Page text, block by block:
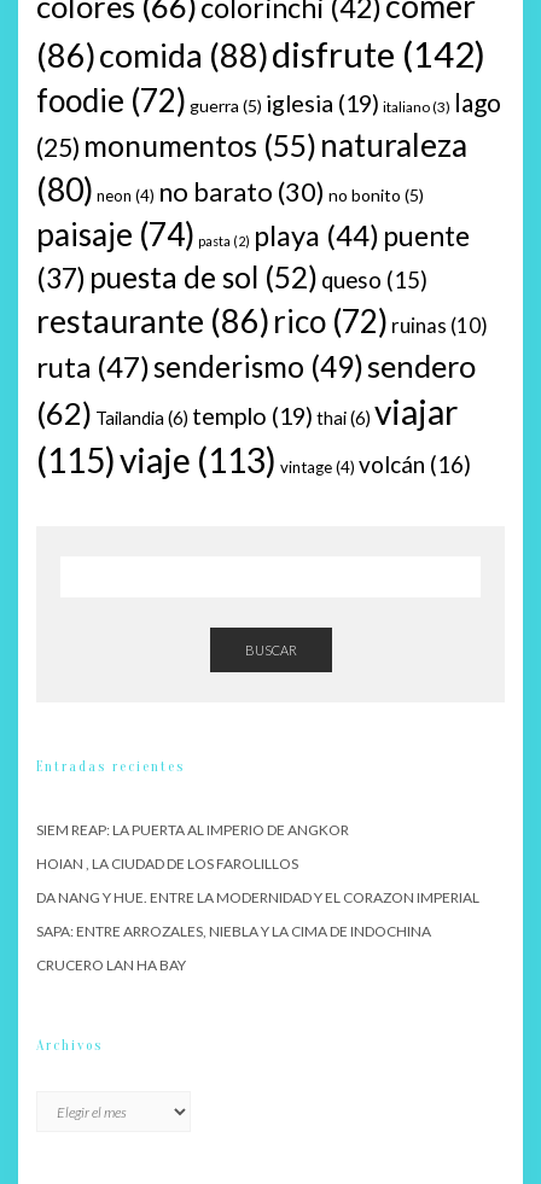
colorinchi (42)
(86)comida (88)disfrute (142)
foodie (72) guerra (5) iglesia (19) italiano(3) lago
(25) monumentos (55) naturaleza
(80) neon (4) no barato (30) no bonito (5)
paisaje (74) pasta (2) playa (44) puente
(37) puesta de sol (52) queso (15)
restaurante (86)rico (72) ruinas (10)
ruta (47)senderismo (49)sendero
(62) Tailandia (6) templo (19) thai(6) viajar
(115)viaje (113) vintage(4) volcán (16)
BUSCAR
Entradas recientes
SIEM REAP: LA PUERTA AL IMPERIO DE ANGKOR
HOIAN , LA CIUDAD DE LOS FAROLILLOS
DA NANG Y HUE. ENTRE LA MODERNIDAD Y EL CORAZON IMPERIAL
SAPA: ENTRE ARROZALES, NIEBLA Y LA CIMA DE INDOCHINA
CRUCERO LAN HA BAY
Archivos